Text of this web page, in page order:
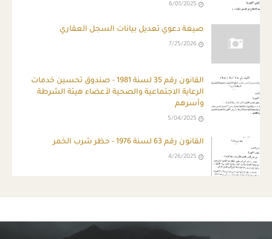
6/01/2025
صيغة دعوي تعديل بيانات السجل العقاري
7/25/2026
القانون رقم 35 لسنة 1981 - صندوق تحسين خدمات
الرعاية الاجتماعية والصحية لأعضاء هيئة الشرطة
وأسرهم
5/04/2025
القانون رقم 63 لسنة 1976 - حظر شرب الخمر
4/26/2025